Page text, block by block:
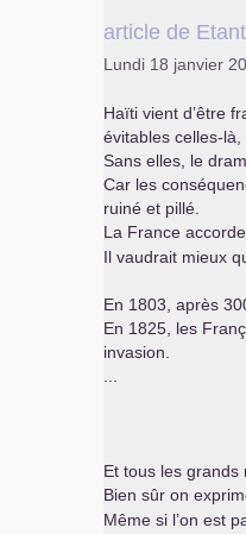
article de Etant
Lundi 18 janvier
Haïti vient d’être
évitables celles-là,
Sans elles, le
Car les
ruiné et pillé.
La France
Il vaudrait mieux
En 1803, après
En 1825, les
invasion.
Et tous les grands
Bien sûr on
Même si l’on est